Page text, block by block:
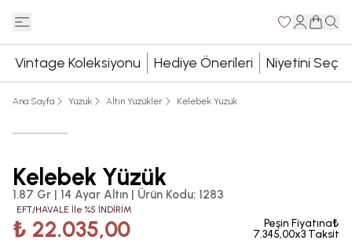
Vintage Koleksiyonu Hediye Önerileri Niyetini Seç
Ana Sayfa Yüzük Altın Yüzükler Kelebek Yüzük
Kelebek Yüzük
1.87 Gr | 14 Ayar Altın | Ürün Kodu: 1283
EFT/HAVALE İle %5 İNDİRİM
₺ 22.035,00
Peşin Fiyatına₺
7.345,00x3 Taksit